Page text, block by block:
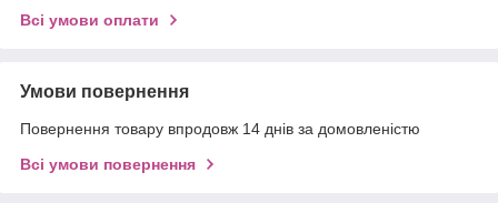
Всі умови оплати
Умови повернення
Повернення товару впродовж 14 днів за домовленістю
Всі умови повернення